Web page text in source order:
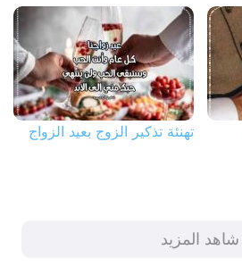
تهنئة تذكير الزوج بعيد الزواج
شاهد المزيد